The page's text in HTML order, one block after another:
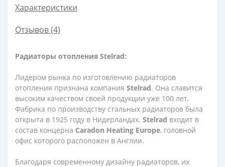
Характеристики
Отзывов (4)
Радиаторы отопления Stelrad:
Лидером рынка по изготовлению радиаторов
отопления признана компания Stelrad. Она славится
высоким качеством своей продукции уже 100 лет.
Фабрика по производству стальных радиаторов была
открыта в 1925 году в Нидерландах. Stelrad входит в
состав концерна Caradon Heating Europe, головной
офис которого расположен в Англии.
Благодаря современному дизайну радиаторов, их